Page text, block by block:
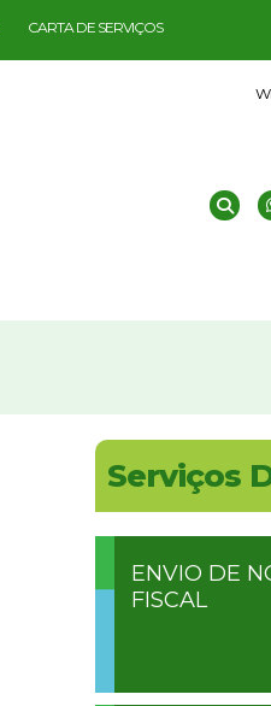
CARTA DE SERVIÇOS
Serviços
ENVIO DE
FISCAL